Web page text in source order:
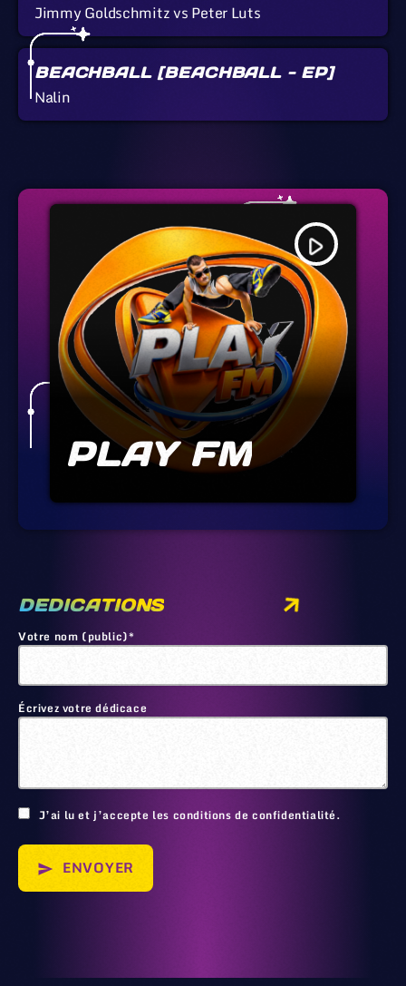
Jimmy Goldschmitz vs Peter Luts
BEACHBALL [BEACHBALL - EP]
Nalin
play_arrow
PLAY FM
DEDICATIONS
Votre nom (public)*
Écrivez votre dédicace
J’ai lu et j’accepte les conditions de confidentialité.
send ENVOYER